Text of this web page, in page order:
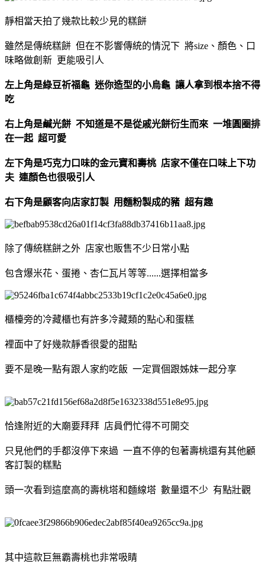
靜相當天拍了幾款比較少見的糕餅
雖然是傳統糕餅 但在不影響傳統的情況下 將size、顏色、口
味略做創新 更能吸引人
左上角是綠豆祈福龜 迷你造型的小烏龜 讓人拿到根本捨不得
吃
右上角是鹹光餅 不知道是不是從戚光餅衍生而來 一堆圓圈排
在一起 超可愛
左下角是巧克力口味的金元寶和壽桃 店家不僅在口味上下功
夫 連顏色也很吸引人
右下角是顧客向店家訂製 用麵粉製成的豬 超有趣
除了傳統糕餅之外 店家也販售不少日常小點
包含爆米花、蛋捲、杏仁瓦片等等......選擇相當多
櫃檯旁的冷藏櫃也有許多冷藏類的點心和蛋糕
裡面中了好幾款靜香很愛的甜點
要不是晚一點有跟人家約吃飯 一定買個跟姊妹一起分享
恰逢附近的大廟要拜拜 店員們忙得不可開交
只見他們的手都沒停下來過 一直不停的包著壽桃還有其他顧
客訂製的糕點
頭一次看到這麼高的壽桃塔和麵線塔 數量還不少 有點壯觀
其中這款巨無霸壽桃也非常吸睛